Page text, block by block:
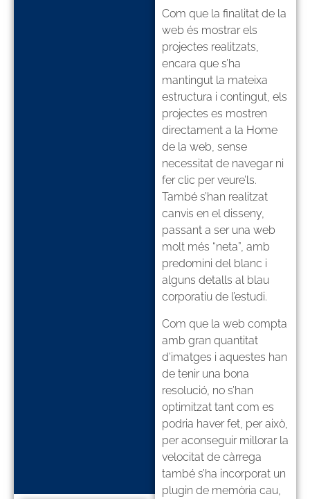
Com que la finalitat de la
web és mostrar els
projectes realitzats,
encara que s’ha
mantingut la mateixa
estructura i contingut, els
projectes es mostren
directament a la Home
de la web, sense
necessitat de navegar ni
fer clic per veure’ls.
També s’han realitzat
canvis en el disseny,
passant a ser una web
molt més “neta”, amb
predomini del blanc i
alguns detalls al blau
corporatiu de l’estudi.
Com que la web compta
amb gran quantitat
d’imatges i aquestes han
de tenir una bona
resolució, no s’han
optimitzat tant com es
podria haver fet, per això,
per aconseguir millorar la
velocitat de càrrega
també s’ha incorporat un
plugin de memòria cau,